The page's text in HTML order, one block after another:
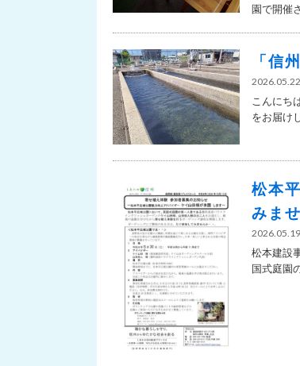
園で開催
「信
2026.05.22
こんにち
をお届け
松本
みま
2026.05.19
松本建設
国式庭園